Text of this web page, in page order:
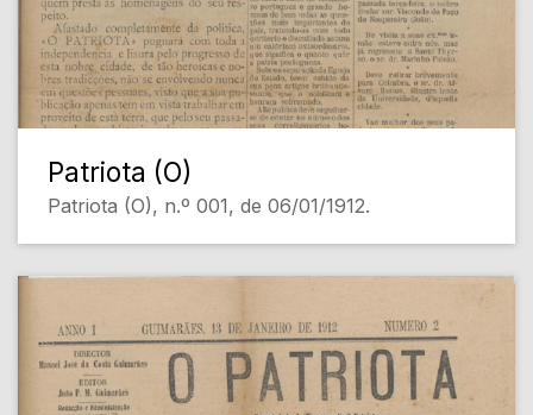
Patriota (O)
Patriota (O), n.º 001, de 06/01/1912.